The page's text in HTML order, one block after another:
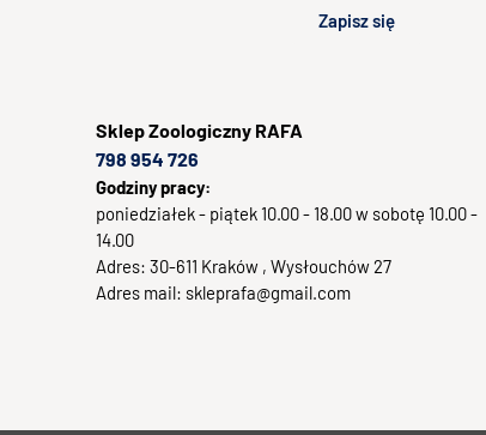
Zapisz się
SklepZoologiczny RAFA
798 954 726
Godziny pracy:
poniedziałek - piątek 10.00 - 18.00 w sobotę 10.00 -
14.00
Adres: 30-611 Kraków , Wysłouchów 27
Adres mail: skleprafa@gmail.com